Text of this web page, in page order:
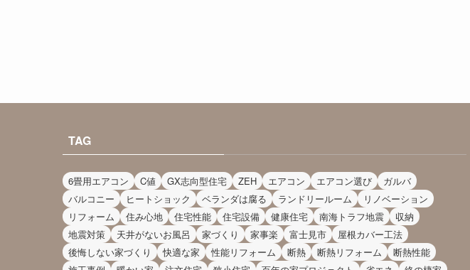
TAG
6畳用エアコン C値 GX志向型住宅 ZEH エアコン エアコン選び
ガルバ
バルコニー
ヒートショック ベランダは腐る ランドリールーム
リノベーション
リフォーム
住み心地 住宅性能 住宅設備 健康住宅 南海トラフ地震
収納
地震対策
天井がないお風呂 家づくり 家事楽 富士見市
屋根カバー工法
後悔しない家づくり
快適な家 性能リフォーム 断熱 断熱リフォーム
断熱性能